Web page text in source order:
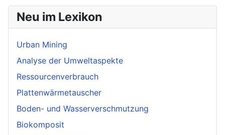
Neu im Lexikon
Urban Mining
Analyse der Umweltaspekte
Ressourcenverbrauch
Plattenwärmetauscher
Boden- und Wasserverschmutzung
Biokomposit